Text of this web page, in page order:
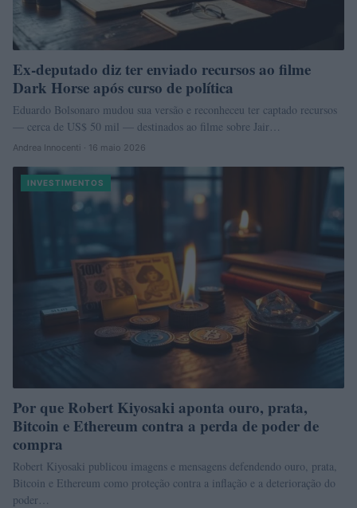
Ex-deputado diz ter enviado recursos ao filme
Dark Horse após curso de política
Eduardo Bolsonaro mudou sua versão e reconheceu ter captado recursos
— cerca de US$ 50 mil — destinados ao filme sobre Jair…
Andrea Innocenti · 16 maio 2026
INVESTIMENTOS
Por que Robert Kiyosaki aponta ouro, prata,
Bitcoin e Ethereum contra a perda de poder de
compra
Robert Kiyosaki publicou imagens e mensagens defendendo ouro, prata,
Bitcoin e Ethereum como proteção contra a inflação e a deterioração do
poder…